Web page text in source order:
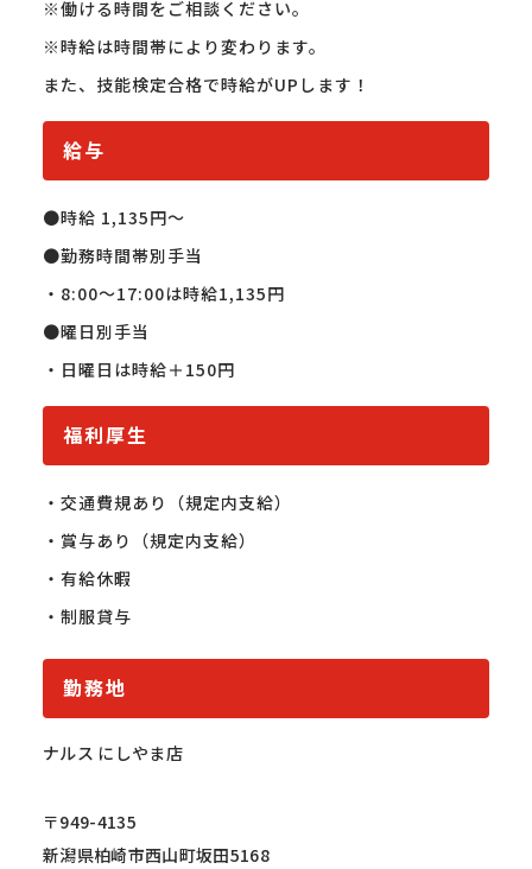
※働ける時間をご相談ください。
※時給は時間帯により変わります。
また、技能検定合格で時給がUPします！
給与
●時給 1,135円〜
●勤務時間帯別手当
・8:00〜17:00は時給1,135円
●曜日別手当
・日曜日は時給＋150円
福利厚生
・交通費規あり（規定内支給）
・賞与あり（規定内支給）
・有給休暇
・制服貸与
勤務地
ナルス にしやま店
〒949-4135
新潟県柏崎市西山町坂田5168